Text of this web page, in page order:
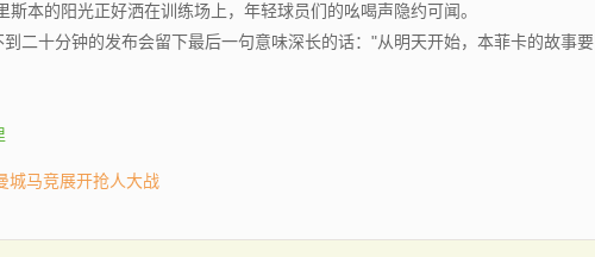
本的阳光正好洒在训练场上，年轻球员们的吆喝声隐约可闻。
十分钟的发布会留下最后一句意味深长的话："从明天开始，本菲卡的故事要
城马竞展开抢人大战